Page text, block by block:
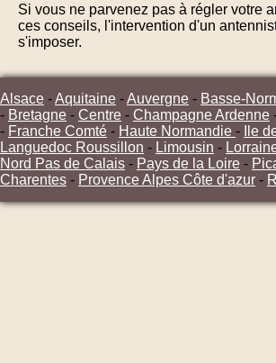
Si vous ne parvenez pas à régler votre
ces conseils, l'intervention d'un
s'imposer.
Alsace -Aquitaine -Auvergne - Basse-
- Bretagne - Centre - Champagne Ardenne
- Franche Comté - Haute Normandie - Ile
Languedoc Roussillon - Limousin -
Nord Pas de Calais - Pays de la Loire -
Charentes - Provence Alpes Côte d'azur -